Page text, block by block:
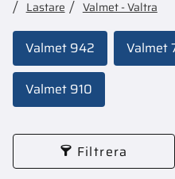
Lastare
Valmet - Valtra
Valmet 942 Valmet
Valmet 910
Filtrera